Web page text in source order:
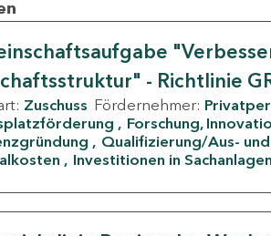
- Richtlinie
Zuschuss Fördernehmer:
Forschung,
Qualifizierung/Aus-
Investitionen in